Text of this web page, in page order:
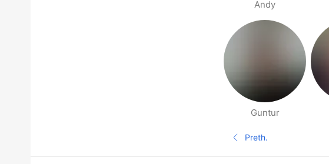
Andy
Guntur
Prethodna stranica
Preth.